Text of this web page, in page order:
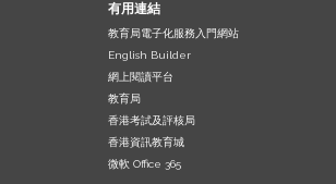
有用連結
教育局電子化服務入門網站
English Builder
網上閱讀平台
教育局
香港考試及評核局
香港資訊教育城
微軟 Office 365